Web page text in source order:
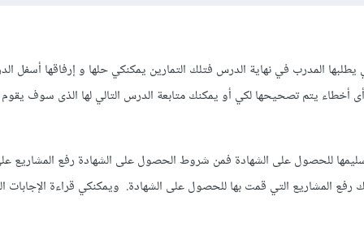
يطلبها المدرب في نهاية الدرس فتلك التمارين يمكنكي حلها و إرفاقها أسفل
أخطاء يتم تصحيحها لكي أو يمكنك متابعة الدرس التالي لها الذى سوف
للحصول على الشهادة فمن شروط الحصول على الشهادة رفع المشاريع